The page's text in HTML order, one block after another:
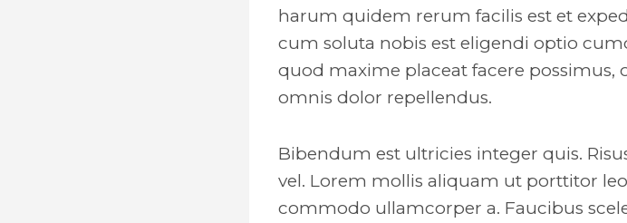
harum quidem rerum facilis est et
cum soluta nobis est eligendi optio
quod maxime placeat facere possimus,
omnis dolor repellendus.
Bibendum est ultricies integer quis.
vel. Lorem mollis aliquam ut porttitor
commodo ullamcorper a. Faucibus